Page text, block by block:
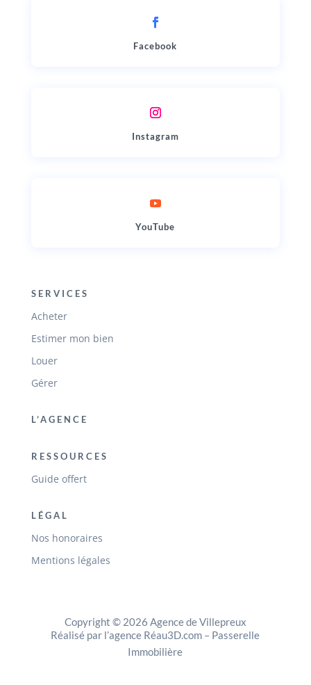
Facebook
Instagram
YouTube
SERVICES
Acheter
Estimer mon bien
Louer
Gérer
L’AGENCE
RESSOURCES
Guide offert
LÉGAL
Nos honoraires
Mentions légales
Copyright © 2026 Agence de Villepreux
Réalisé par l’agence Réau3D.com – Passerelle
Immobilière